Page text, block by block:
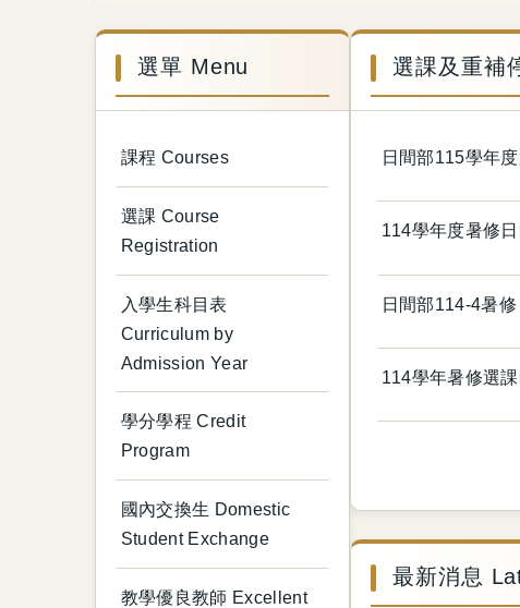
選單 Menu
課程 Courses
選課 Course
Registration
入學生科目表
Curriculum by
Admission Year
學分學程 Credit
Program
國內交換生 Domestic
Student Exchange
教學優良教師 Excellent
選課及重補
日間部115學年
114學年度暑修
日間部114-4暑
114學年暑修選
最新消息